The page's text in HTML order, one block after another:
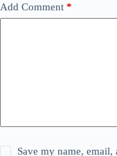
Add Comment *
Save my name,